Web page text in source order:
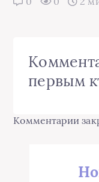
первым
Комментарии